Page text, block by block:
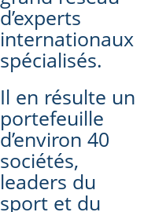
d’experts
internationaux
spécialisés.
Il en résulte un
portefeuille
d’environ 40
sociétés,
leaders du
sport et du